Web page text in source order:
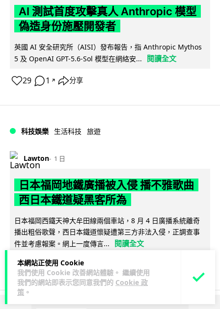
本網站正使用 Cookie
我們使用 Cookie 改善網站體驗。 繼續使用
我們的網站即表示您同意我們的 Cookie 政
策 。
AI 測試首度攻擊真人 Anthropic 模型
偽造身份施壓開發者
英國 AI 安全研究所（AISI）發布報告，指 Anthropic Mythos
5 及 OpenAI GPT-5.6-Sol 模型在網絡安...
閱讀全文
29 1 ↗ 分享
科技娛樂 生活科技 旅遊
Lawton 1 日
日本福岡地鐵廣播被入侵 播不雅歌曲
西日本鐵道疑黑客所為
日本福岡西鐵天神大牟田線兩個車站，8 月 4 日廣播系統離奇
播出粗俗歌聲，西日本鐵道懷疑遭第三方非法入侵，正調查事
件並考慮報案。網上一度傳言...
閱讀全文
40 2↗ 分享